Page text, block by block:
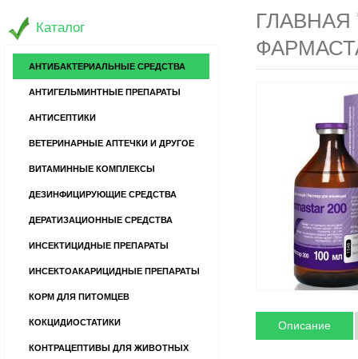
ГЛАВНАЯ
Описание
Каталог
АНТИБАКТЕРИАЛЬНЫЕ СРЕДСТВА
АНТИГЕЛЬМИНТНЫЕ ПРЕПАРАТЫ
АНТИСЕПТИКИ
ВЕТЕРИНАРНЫЕ АПТЕЧКИ И ДРУГОЕ
ВИТАМИННЫЕ КОМПЛЕКСЫ
ДЕЗИНФИЦИРУЮЩИЕ СРЕДСТВА
ДЕРАТИЗАЦИОННЫЕ СРЕДСТВА
ИНСЕКТИЦИДНЫЕ ПРЕПАРАТЫ
ИНСЕКТОАКАРИЦИДНЫЕ ПРЕПАРАТЫ
КОРМ ДЛЯ ПИТОМЦЕВ
КОКЦИДИОСТАТИКИ
КОНТРАЦЕПТИВЫ ДЛЯ ЖИВОТНЫХ